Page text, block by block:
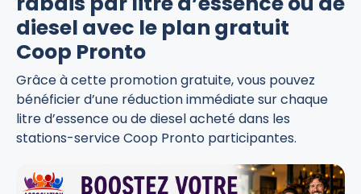
diesel avec le plan gratuit
Coop Pronto
Grâce à cette promotion gratuite, vous pouvez
bénéficier d’une réduction immédiate sur chaque
litre d’essence ou de diesel acheté dans les
stations-service Coop Pronto participantes.